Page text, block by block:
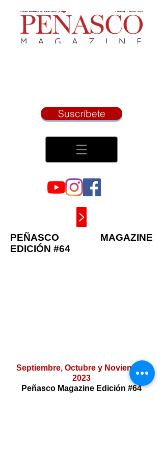
Suscríbete
PEÑASCO MAGAZINE
EDICIÓN #64
Septiembre, Octubre y Noviembre
2023
Peñasco Magazine Edición #64